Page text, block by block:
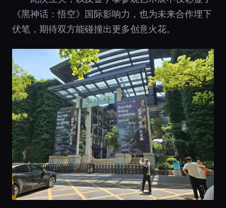
《黑神话：悟空》国际影响力，也为未来合作埋下
伏笔，期待双方能碰撞出更多创意火花。